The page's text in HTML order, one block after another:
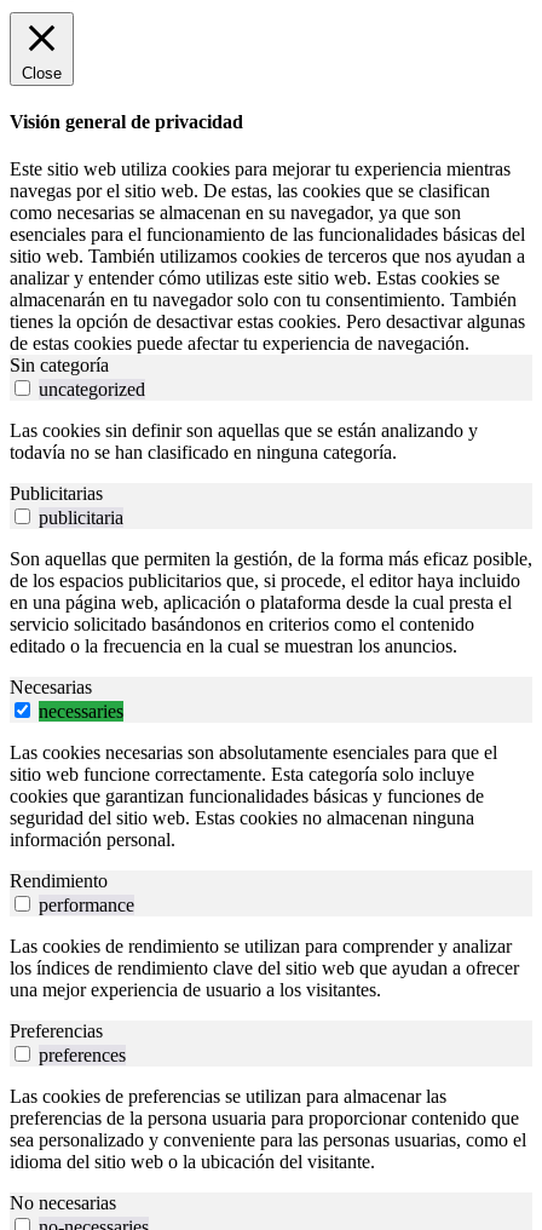
Close
Visión general de privacidad
Este sitio web utiliza cookies para mejorar tu experiencia mientras
navegas por el sitio web. De estas, las cookies que se clasifican
como necesarias se almacenan en su navegador, ya que son
esenciales para el funcionamiento de las funcionalidades básicas del
sitio web. También utilizamos cookies de terceros que nos ayudan a
analizar y entender cómo utilizas este sitio web. Estas cookies se
almacenarán en tu navegador solo con tu consentimiento. También
tienes la opción de desactivar estas cookies. Pero desactivar algunas
de estas cookies puede afectar tu experiencia de navegación.
Sin categoría
uncategorized
Las cookies sin definir son aquellas que se están analizando y
todavía no se han clasificado en ninguna categoría.
Publicitarias
publicitaria
Son aquellas que permiten la gestión, de la forma más eficaz posible,
de los espacios publicitarios que, si procede, el editor haya incluido
en una página web, aplicación o plataforma desde la cual presta el
servicio solicitado basándonos en criterios como el contenido
editado o la frecuencia en la cual se muestran los anuncios.
Necesarias
necessaries
Las cookies necesarias son absolutamente esenciales para que el
sitio web funcione correctamente. Esta categoría solo incluye
cookies que garantizan funcionalidades básicas y funciones de
seguridad del sitio web. Estas cookies no almacenan ninguna
información personal.
Rendimiento
performance
Las cookies de rendimiento se utilizan para comprender y analizar
los índices de rendimiento clave del sitio web que ayudan a ofrecer
una mejor experiencia de usuario a los visitantes.
Preferencias
preferences
Las cookies de preferencias se utilizan para almacenar las
preferencias de la persona usuaria para proporcionar contenido que
sea personalizado y conveniente para las personas usuarias, como el
idioma del sitio web o la ubicación del visitante.
No necesarias